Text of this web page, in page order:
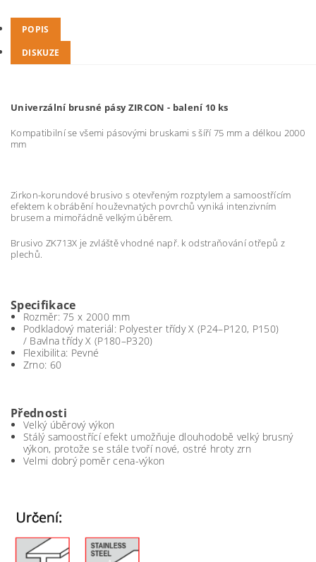
POPIS
DISKUZE
Univerzální brusné pásy ZIRCON - balení 10 ks
Kompatibilní se všemi pásovými bruskami s šíří 75 mm a délkou 2000
mm
Zirkon-korundové brusivo s otevřeným rozptylem a samoostřícím
efektem k obrábění houževnatých povrchů vyniká intenzivním
brusem a mimořádně velkým úběrem.
Brusivo ZK713X je zvláště vhodné např. k odstraňování otřepů z
plechů.
Specifikace
Rozměr: 75 x 2000 mm
Podkladový materiál: Polyester třídy X (P24–P120, P150)
/ Bavlna třídy X (P180–P320)
Flexibilita: Pevné
Zrno: 60
Přednosti
Velký úběrový výkon
Stálý samoostřící efekt umožňuje dlouhodobě velký brusný
výkon, protože se stále tvoří nové, ostré hroty zrn
Velmi dobrý poměr cena-výkon